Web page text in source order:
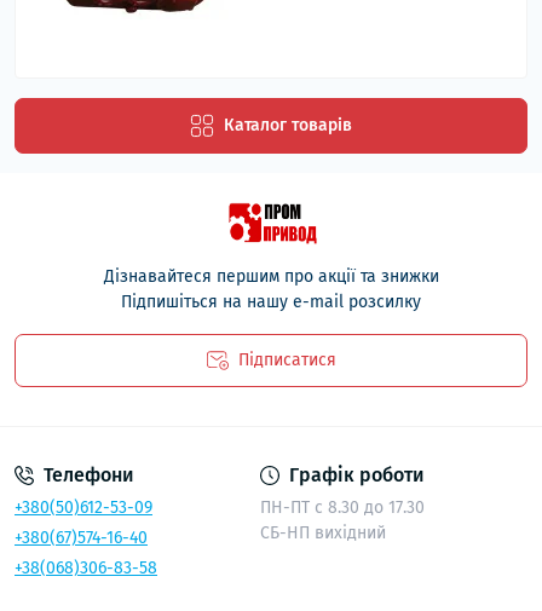
Каталог товарів
Дізнавайтеся першим про акції та знижки
Підпишіться на нашу e-mail розсилку
Підписатися
Телефони
+380(50)612-53-09
+380(67)574-16-40
+38(068)306-83-58
Графік роботи
ПН-ПТ с 8.30 до 17.30
СБ-НП вихідний